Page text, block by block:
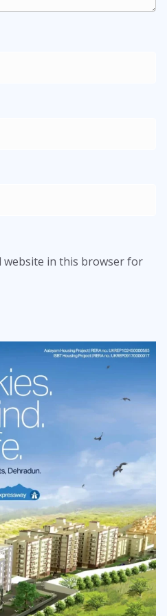
website in this browser for